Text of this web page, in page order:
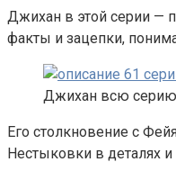
Джихан в этой серии —
факты и зацепки,
Джихан всю серию
Его столкновение с
Нестыковки в деталях